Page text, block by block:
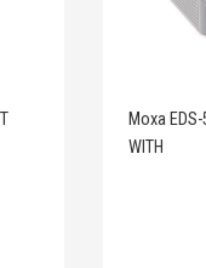
Moxa EDS-
WITH